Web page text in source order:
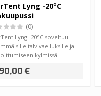
Lyng -20°C
(0)
Lyng -20°C soveltuu
talvivaelluksille ja
kylmissä
€